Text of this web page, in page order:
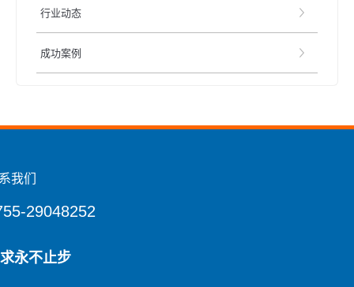
行业动态
成功案例
我们
29048252
永不止步